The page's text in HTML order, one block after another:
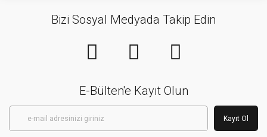
Bizi Sosyal Medyada Takip Edin
E-Bülten'e Kayıt Olun
Kayıt Ol